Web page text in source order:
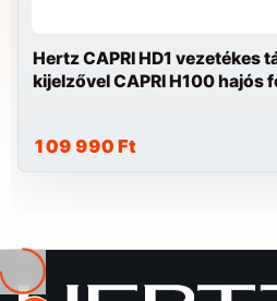
Hertz CAPRI HD1 vezetékes
kijelzővel CAPRI H100 hajós
109 990 Ft
Betöltés...